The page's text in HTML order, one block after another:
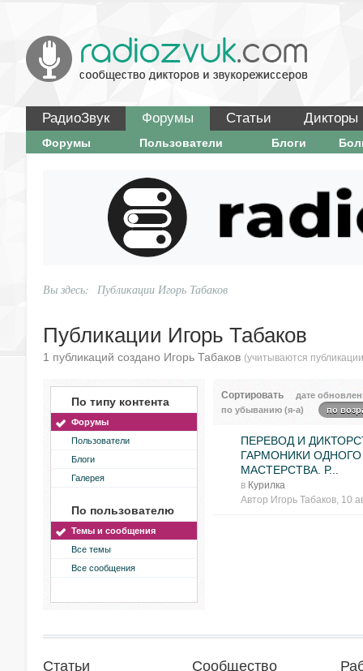
РадиоЗвук Форумы Статьи Дикторы
Форумы Пользователи Блоги
Вы здесь: Публикации Игорь Табаков
Публикации Игорь Табаков
1 публикаций создано Игорь Табаков (учитываются
По типу контента
Форумы
Пользователи
Блоги
Галерея
По пользователю
Темы и сообщения
Все темы
Все сообщения
Сортировать
дате
по убыванию (я-а)
по
ПЕРЕВОД И
ГАРМОНИКИ ОДНОГО
МАСТЕРСТВА. Р...
в Курилка
Автор Игорь Табаков, 10
Статьи Сообщество